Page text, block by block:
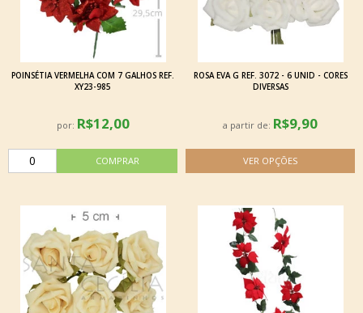
POINSÉTIA VERMELHA COM 7 GALHOS REF.
XY23-985
por: R$12,00
ROSA EVA G REF. 3072 - 6 UNID - CORES
DIVERSAS
a partir de: R$9,90